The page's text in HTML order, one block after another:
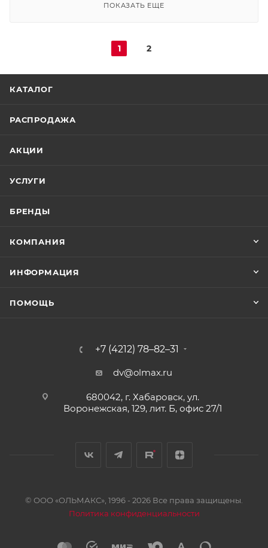
ПОКАЗАТЬ ЕЩЕ
1 2
КАТАЛОГ
РАСПРОДАЖА
АКЦИИ
УСЛУГИ
БРЕНДЫ
КОМПАНИЯ
ИНФОРМАЦИЯ
ПОМОЩЬ
+7 (4212) 78–82–31
dv@olmax.ru
680042, г. Хабаровск, ул.
Воронежская, 129, лит. Б, офис 27/1
© ООО «ОЛЬМАКС», 1996 - 2026 Все права защищены.
Политика конфиденциальности